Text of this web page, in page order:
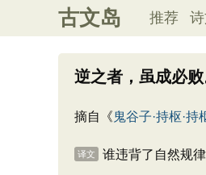
古文岛 推荐
逆之者，虽成必败
摘自《鬼谷子·持枢·持
译文 谁违背了自然规